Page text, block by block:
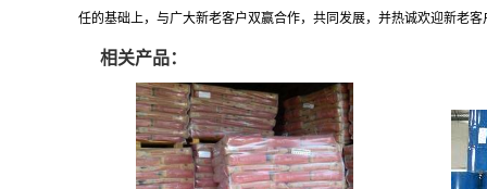
任的基础上，与广大新老客户双赢合作，共同发展， 并热诚欢迎新老
相关产品：